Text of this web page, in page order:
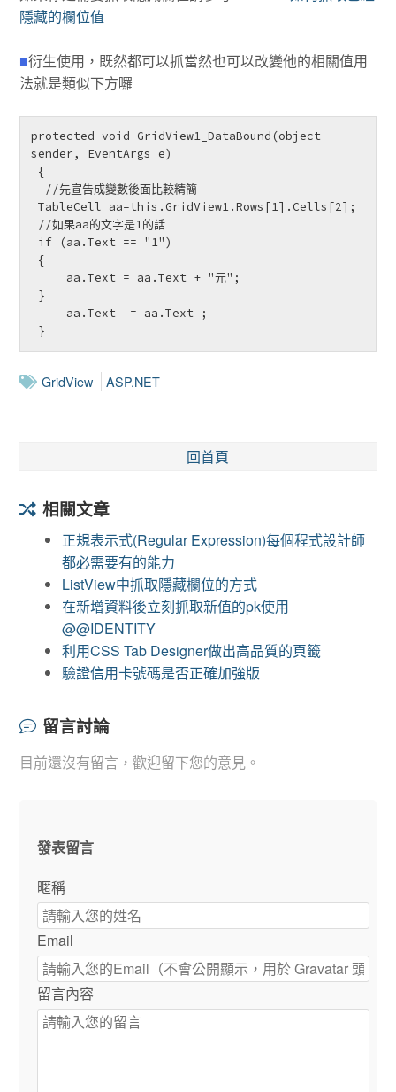
隱藏的欄位值
■衍生使用，既然都可以抓當然也可以改變他的相關值用
法就是類似下方囉
protected void GridView1_DataBound(object
sender, EventArgs e)
TableCell aa=this.GridView1.Rows[1].Cells[2];
if (aa.Text == "1")
{
aa.Text = aa.Text + "元";
}
aa.Text  = aa.Text ;
}
GridView ASP.NET
回首頁
相關文章
正規表示式(Regular Expression)每個程式設計師
都必需要有的能力
ListView中抓取隱藏欄位的方式
在新增資料後立刻抓取新值的pk使用
@@IDENTITY
利用CSS Tab Designer做出高品質的頁籤
驗證信用卡號碼是否正確加強版
留言討論
目前還沒有留言，歡迎留下您的意見。
發表留言
暱稱
Email
留言內容